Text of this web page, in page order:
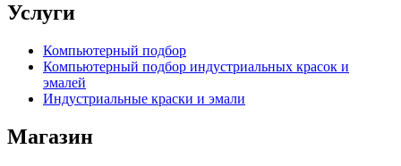
Услуги
Компьютерный подбор
Компьютерный подбор индустриальных красок и
эмалей
Индустриальные краски и эмали
Магазин